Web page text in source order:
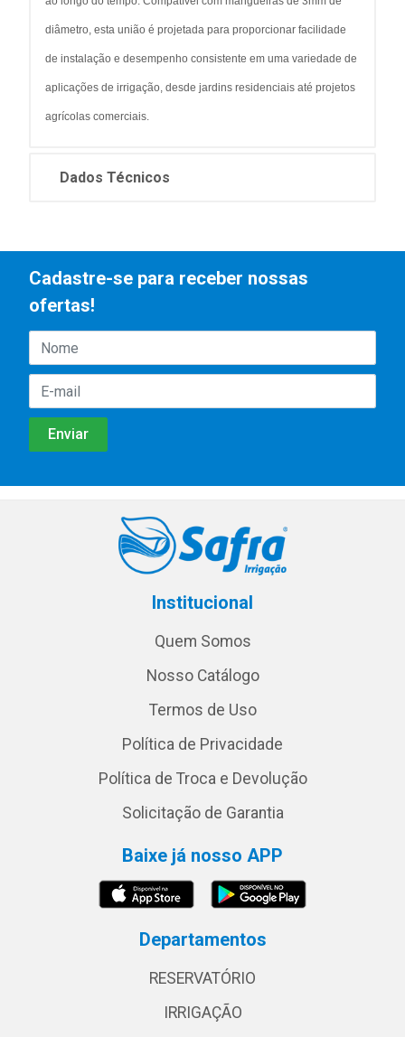
diâmetro, esta união é projetada para proporcionar facilidade
de instalação e desempenho consistente em uma variedade de
aplicações de irrigação, desde jardins residenciais até projetos
agrícolas comerciais.
Dados Técnicos
Cadastre-se para receber nossas
ofertas!
Institucional
Quem Somos
Nosso Catálogo
Termos de Uso
Política de Privacidade
Política de Troca e Devolução
Solicitação de Garantia
Baixe já nosso APP
Departamentos
RESERVATÓRIO
IRRIGAÇÃO